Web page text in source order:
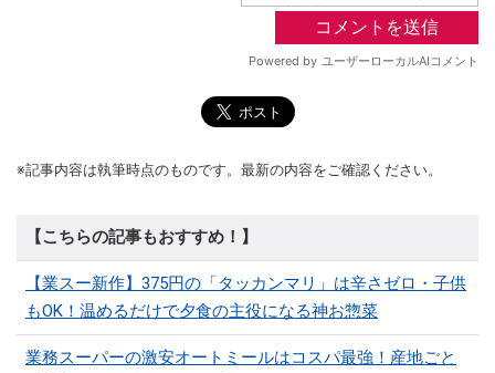
※記事内容は執筆時点のものです。最新の内容をご確認ください。
【こちらの記事もおすすめ！】
【業スー新作】375円の「タッカンマリ」は辛さゼロ・子供
もOK！温めるだけで夕食の主役になる神お惣菜
業務スーパーの激安オートミールはコスパ最強！産地ごと